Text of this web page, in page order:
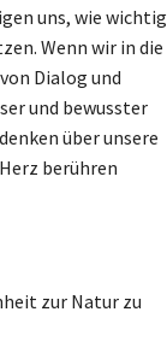
uns, wie wichtig
Wenn wir in die
Dialog und
und bewusster
über unsere
berühren
zur Natur zu